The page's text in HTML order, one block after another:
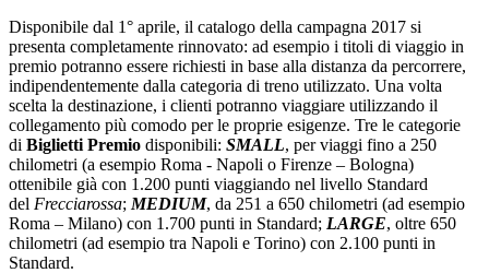
Disponibile dal 1° aprile, il catalogo della campagna 2017 si
presenta completamente rinnovato: ad esempio i titoli di viaggio in
premio potranno essere richiesti in base alla distanza da percorrere,
indipendentemente dalla categoria di treno utilizzato. Una volta
scelta la destinazione, i clienti potranno viaggiare utilizzando il
collegamento più comodo per le proprie esigenze. Tre le categorie
di Biglietti Premio disponibili: SMALL, per viaggi fino a 250
chilometri (a esempio Roma - Napoli o Firenze – Bologna)
ottenibile già con 1.200 punti viaggiando nel livello Standard
del Frecciarossa; MEDIUM, da 251 a 650 chilometri (ad esempio
Roma – Milano) con 1.700 punti in Standard; LARGE, oltre 650
chilometri (ad esempio tra Napoli e Torino) con 2.100 punti in
Standard.